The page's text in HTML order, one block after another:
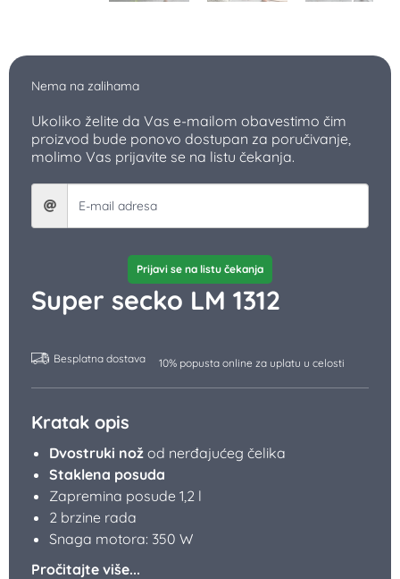
Super secko LM 1312
Besplatna dostava 10% popusta online za uplatu u celosti
Kratak opis
Dvostruki nož od nerđajućeg čelika
Staklena posuda
Zapremina posude 1,2 l
2 brzine rada
Snaga motora: 350 W
Pročitajte više...
Nema na zalihama
Ukoliko želite da Vas e-mailom obavestimo čim
proizvod bude ponovo dostupan za poručivanje,
molimo Vas prijavite se na listu čekanja.
Prijavi se na listu čekanja